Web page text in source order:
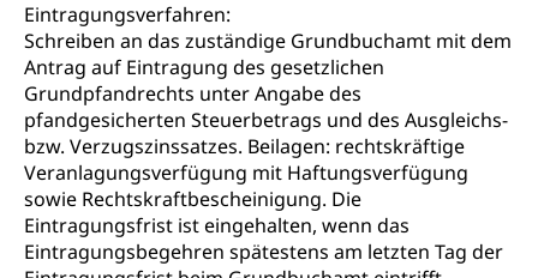
Eintragungsverfahren:
Schreiben an das zuständige Grundbuchamt mit dem
Antrag auf Eintragung des gesetzlichen
Grundpfandrechts unter Angabe des
pfandgesicherten Steuerbetrags und des Ausgleichs-
bzw. Verzugszinssatzes. Beilagen: rechtskräftige
Veranlagungsverfügung mit Haftungsverfügung
sowie Rechtskraftbescheinigung. Die
Eintragungsfrist ist eingehalten, wenn das
Eintragungsbegehren spätestens am letzten Tag der